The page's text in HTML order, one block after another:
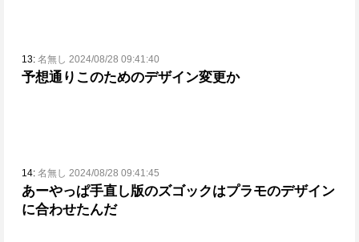
13: 名無し 2024/08/28 09:41:40
予想通りこのためのデザイン変更か
14: 名無し 2024/08/28 09:41:45
あーやっぱ手直し版のズゴックはプラモのデザイン
に合わせたんだ